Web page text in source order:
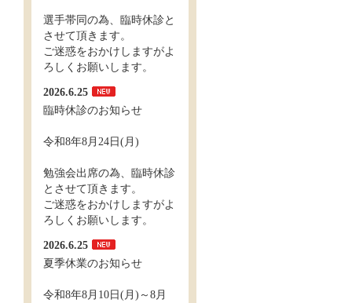
選手帯同の為、臨時休診と
させて頂きます。
ご迷惑をおかけしますがよ
ろしくお願いします。
2026.6.25
臨時休診のお知らせ
令和8年8月24日(月)
勉強会出席の為、臨時休診
とさせて頂きます。
ご迷惑をおかけしますがよ
ろしくお願いします。
2026.6.25
夏季休業のお知らせ
令和8年8月10日(月)～8月